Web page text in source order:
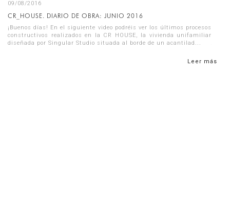
09/08/2016
CR_HOUSE. DIARIO DE OBRA: JUNIO 2016
¡Buenos días! En el siguiente video podréis ver los últimos procesos
constructivos realizados en la CR HOUSE, la vivienda unifamiliar
diseñada por Singular Studio situada al borde de un acantilad...
Leer más